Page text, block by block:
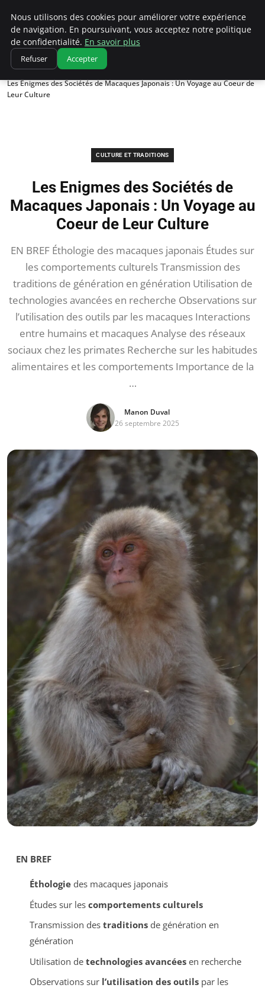
Correze Co
Accueil
Culture et traditions
Les Enigmes des Sociétés de Macaques Japonais : Un Voyage au Coeur de
Leur Culture
CULTURE ET TRADITIONS
Les Enigmes des Sociétés de
Macaques Japonais : Un Voyage au
Coeur de Leur Culture
EN BREF Éthologie des macaques japonais Études sur
les comportements culturels Transmission des
traditions de génération en génération Utilisation de
technologies avancées en recherche Observations sur
l’utilisation des outils par les macaques Interactions
entre humains et macaques Analyse des réseaux
sociaux chez les primates Recherche sur les habitudes
alimentaires et les comportements Importance de la
…
Manon Duval
26 septembre 2025
EN BREF
Éthologiedes macaques japonais
Études sur les comportements culturels
Transmission des traditionsde génération en
génération
Utilisation de technologies avancéesen recherche
Observations sur l’utilisation des outilspar les
Nous utilisons des cookies pour améliorer votre expérience
de navigation. En poursuivant, vous acceptez notre politique
de confidentialité. En savoir plus
Refuser Accepter